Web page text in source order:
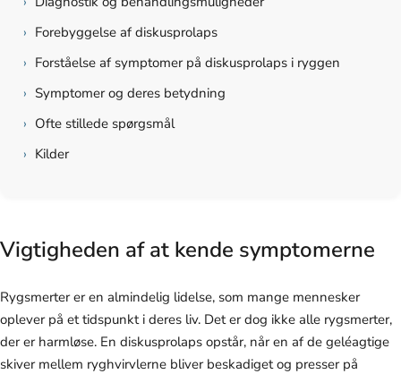
› Forebyggelse af diskusprolaps
› Forståelse af symptomer på diskusprolaps i ryggen
› Symptomer og deres betydning
› Ofte stillede spørgsmål
› Kilder
Vigtigheden af at kende symptomerne
Rygsmerter er en almindelig lidelse, som mange mennesker
oplever på et tidspunkt i deres liv. Det er dog ikke alle rygsmerter,
der er harmløse. En diskusprolaps opstår, når en af de geléagtige
skiver mellem ryghvirvlerne bliver beskadiget og presser på